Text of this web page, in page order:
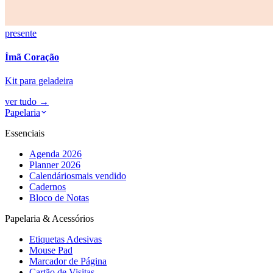
presente
Ímã Coração
Kit para geladeira
ver tudo →
Papelaria
Essenciais
Agenda 2026
Planner 2026
Calendáriosmais vendido
Cadernos
Bloco de Notas
Papelaria & Acessórios
Etiquetas Adesivas
Mouse Pad
Marcador de Página